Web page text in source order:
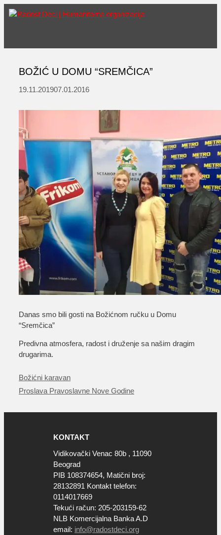
Skip
to
BOŽIĆ U DOMU “SREMČICA”
19.11.201907.01.2016
Danas smo bili gosti na Božićnom ručku u Domu
“Sremčica”
Predivna atmosfera, radost i druženje sa našim dragim
drugarima.
Božićni karavan
Proslava Pravoslavne Nove Godine
KONTAKT
Vidikovački Venac 80b , 11090
Beograd
PIB 108374654, Matični broj:
28132891 Kontakt telefon:
0114017669
Tekući račun: 205-203159-62
NLB Komercijalna Banka A.D
email: info@radostdeci.org